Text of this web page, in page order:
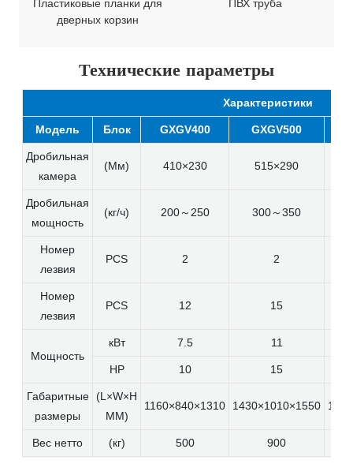
Пластиковые планки для
дверных корзин
ПВХ труба
Технические параметры
Характеристики
Модель Блок GXGV400 GXGV500
Дробильная
камера
(Мм) 410×230 515×290
Дробильная
мощность
(кг/ч) 200～250 300～350
Номер
лезвия
PCS 2 2
Номер
лезвия
PCS 12 15
Мощность
кВт 7.5 11
HP 10 15
Габаритные
размеры
(L×W×H
MM)
1160×840×1310 1430×1010×1550
Вес нетто (кг) 500 900